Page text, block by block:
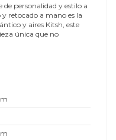
de personalidad y estilo a
retocado a mano es la
y aires Kitsh, este
única que no